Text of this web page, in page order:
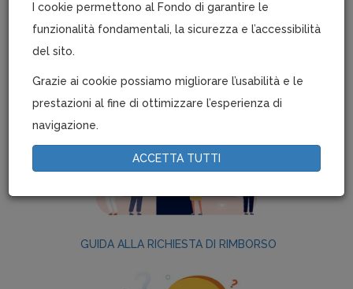
GUIDA ALLA RICHIESTA DI RIMBORSO
I cookie permettono al Fondo di garantire le
funzionalità fondamentali, la sicurezza e l’accessibilità
del sito.
Grazie ai cookie possiamo migliorare l’usabilità e le
prestazioni al fine di ottimizzare l’esperienza di
navigazione.
ACCETTA TUTTI